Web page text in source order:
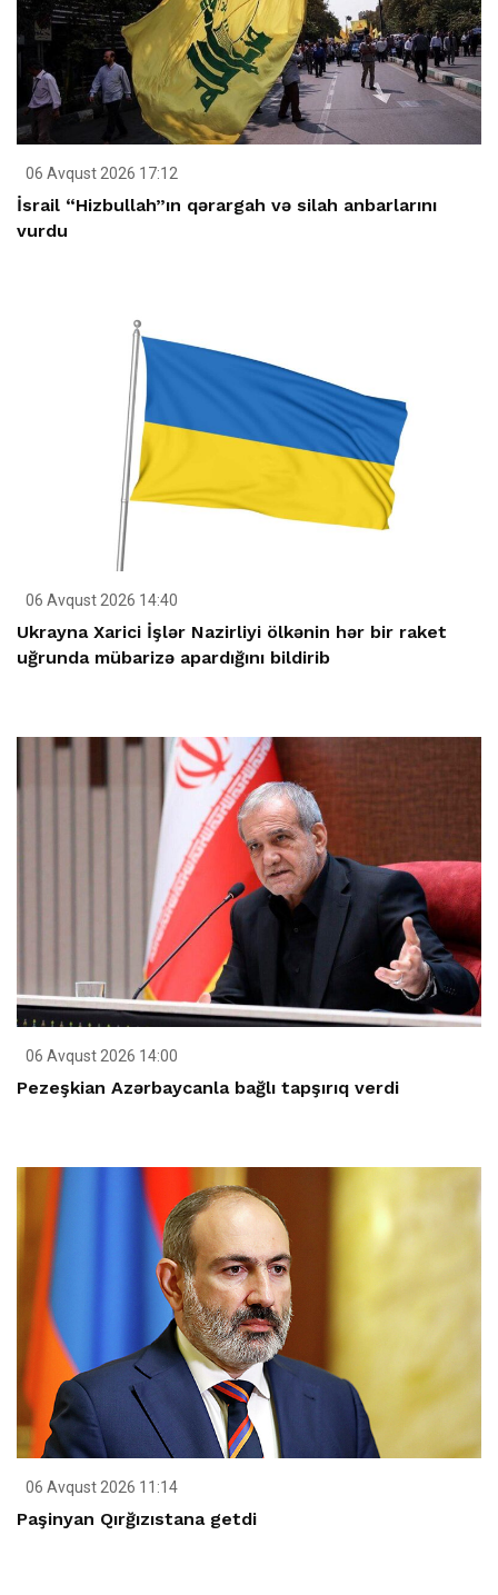
06 Avqust 2026 17:12
İsrail “Hizbullah”ın qərargah və silah anbarlarını
vurdu
06 Avqust 2026 14:40
Ukrayna Xarici İşlər Nazirliyi ölkənin hər bir raket
uğrunda mübarizə apardığını bildirib
06 Avqust 2026 14:00
Pezeşkian Azərbaycanla bağlı tapşırıq verdi
06 Avqust 2026 11:14
Paşinyan Qırğızıstana getdi